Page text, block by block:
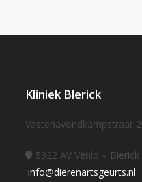
Kliniek Blerick
Vastenavondkampstraat 2
5922 AV Venlo – Blerick
info@dierenartsgeurts.nl